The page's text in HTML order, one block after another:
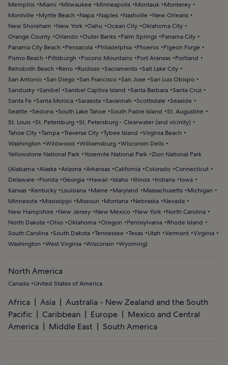
Memphis
Miami Milwaukee Minneapolis Montauk
Monterey
Montville
Myrtle Beach Napa Naples Nashville
New Orleans
New Shoreham
New York Oahu Ocean City Oklahoma City
Orange County Orlando Outer Banks Palm Springs
Panama City
Panama City Beach
Pensacola Philadelphia Phoenix
Pigeon Forge
Pismo Beach
Pittsburgh Pocono Mountains Port Aransas
Portland
Rehoboth Beach
Reno Ruidoso Sacramento Salt Lake City
San Antonio San Diego San Francisco San Jose San Luis Obispo
Sandusky Sanibel Sanibel Captiva Island Santa Barbara Santa Cruz
Santa Fe Santa Monica Sarasota Savannah Scottsdale Seaside
Seattle Sedona South Lake Tahoe South Padre Island
St. Augustine
St. Louis St. Petersburg St. Petersburg - Clearwater (and vicinity)
Tahoe City Tampa Traverse City Tybee Island
Virginia Beach
Washington
Wildwood Williamsburg Wisconsin Dells
Yellowstone National Park Yosemite National Park Zion National Park
(Alabama Alaska Arizona Arkansas California Colorado Connecticut
Delaware
Florida Georgia Hawaii Idaho Illinois Indiana
Iowa
Kansas
Kentucky Louisiana Maine Maryland Massachusetts
Michigan
Minnesota
Mississippi Missouri Montana Nebraska
Nevada
New Hampshire
New Jersey New Mexico New York
North Carolina
North Dakota Ohio Oklahoma Oregon Pennsylvania
Rhode Island
South Carolina South Dakota Tennessee Texas Utah Vermont Virginia
Washington
West Virginia Wisconsin Wyoming)
North America
Canada United States of America
Africa Asia
Australia - New Zealand and the South
Pacific
Caribbean Europe
Mexico and Central
America
Middle East South America